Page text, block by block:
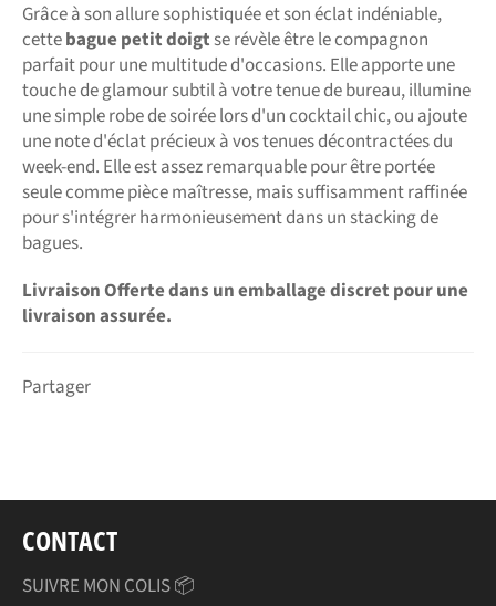
Grâce à son allure sophistiquée et son éclat indéniable,
cettebague petit doigtse révèle être le compagnon
parfait pour une multitude d'occasions. Elle apporte une
touche de glamour subtil à votre tenue de bureau, illumine
une simple robe de soirée lors d'un cocktail chic, ou ajoute
une note d'éclat précieux à vos tenues décontractées du
week-end. Elle est assez remarquable pour être portée
seule comme pièce maîtresse, mais suffisamment raffinée
pour s'intégrer harmonieusement dans un stacking de
bagues.
Livraison Offerte dans un emballage discret pour une
livraison assurée.
Partager
CONTACT
SUIVRE MON COLIS 📦